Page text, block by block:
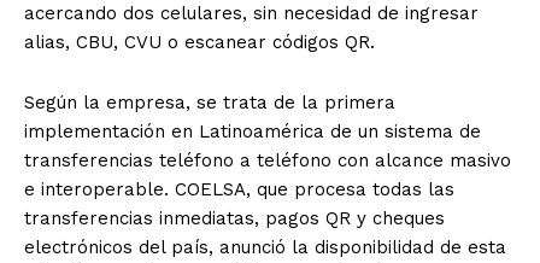
acercando dos celulares, sin necesidad de ingresar
alias, CBU, CVU o escanear códigos QR.
Según la empresa, se trata de la primera
implementación en Latinoamérica de un sistema de
transferencias teléfono a teléfono con alcance masivo
e interoperable. COELSA, que procesa todas las
transferencias inmediatas, pagos QR y cheques
electrónicos del país, anunció la disponibilidad de esta